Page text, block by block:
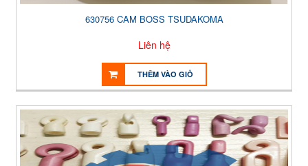
630756 CAM BOSS TSUDAKOMA
Liên hệ
THÊM VÀO GIỎ